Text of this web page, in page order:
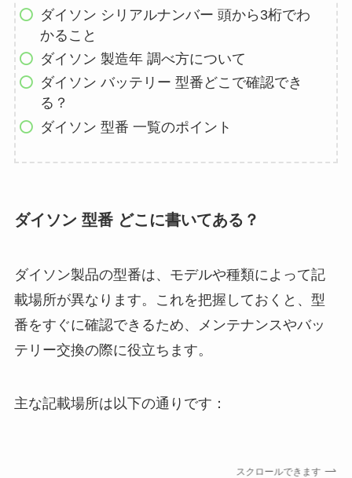
ダイソン シリアルナンバー 頭から3桁でわ
かること
ダイソン 製造年 調べ方について
ダイソン バッテリー 型番どこで確認でき
る？
ダイソン 型番 一覧のポイント
ダイソン 型番 どこに書いてある？
ダイソン製品の型番は、モデルや種類によって記
載場所が異なります。これを把握しておくと、型
番をすぐに確認できるため、メンテナンスやバッ
テリー交換の際に役立ちます。
主な記載場所は以下の通りです：
スクロールできます